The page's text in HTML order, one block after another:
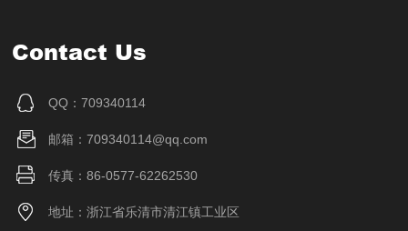
Contact Us
QQ：709340114
邮箱：709340114@qq.com
传真：86-0577-62262530
地址：浙江省乐清市清江镇工业区